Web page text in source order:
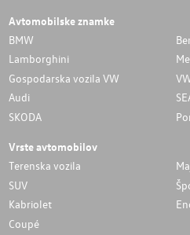
Avtomobilske znamke
BMW
Lamborghini
Gospodarska vozila VW
Audi
SKODA
Vrste avtomobilov
Terenska vozila
SUV
Kabriolet
Coupé